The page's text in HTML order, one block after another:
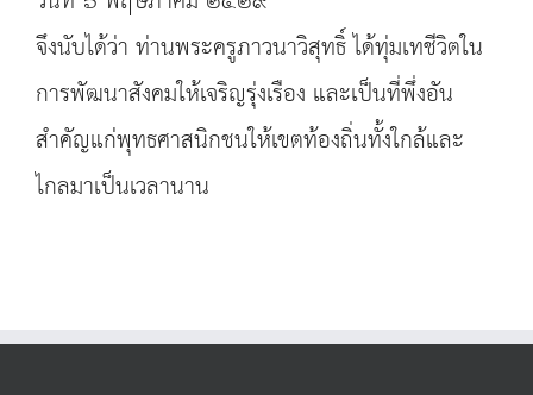
จึงนับได้ว่า ท่านพระครูภาวนาวิสุทธิ์ ได้ทุ่มเทชีวิตใน
การพัฒนาสังคมให้เจริญรุ่งเรือง และเป็นที่พึ่งอัน
สำคัญแก่พุทธศาสนิกชนให้เขตท้องถิ่นทั้งใกล้และ
ไกลมาเป็นเวลานาน